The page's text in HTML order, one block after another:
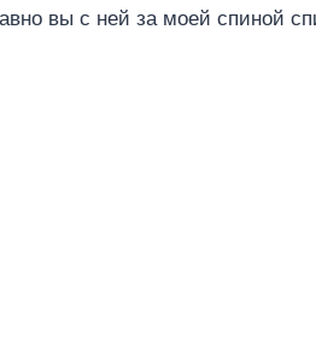
вы с ней за моей спиной